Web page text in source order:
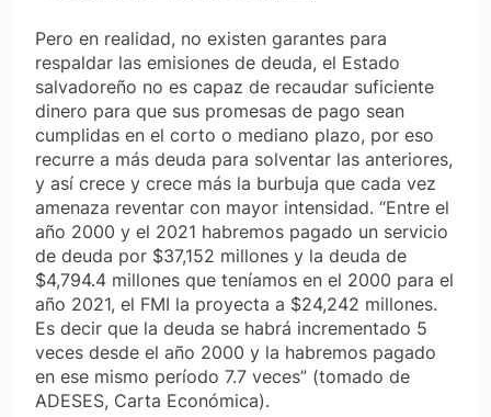
Pero en realidad, no existen garantes para
respaldar las emisiones de deuda, el Estado
salvadoreño no es capaz de recaudar suficiente
dinero para que sus promesas de pago sean
cumplidas en el corto o mediano plazo, por eso
recurre a más deuda para solventar las anteriores,
y así crece y crece más la burbuja que cada vez
amenaza reventar con mayor intensidad. “Entre el
año 2000 y el 2021 habremos pagado un servicio
de deuda por $37,152 millones y la deuda de
$4,794.4 millones que teníamos en el 2000 para el
año 2021, el FMI la proyecta a $24,242 millones.
Es decir que la deuda se habrá incrementado 5
veces desde el año 2000 y la habremos pagado
en ese mismo período 7.7 veces” (tomado de
ADESES, Carta Económica).